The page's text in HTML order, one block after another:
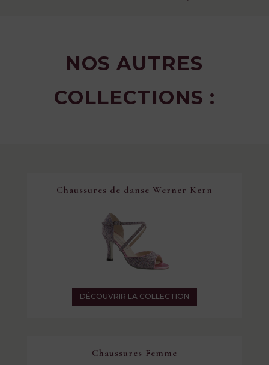
NOS AUTRES
COLLECTIONS :
Chaussures de danse Werner Kern
DÉCOUVRIR LA COLLECTION
Chaussures Femme